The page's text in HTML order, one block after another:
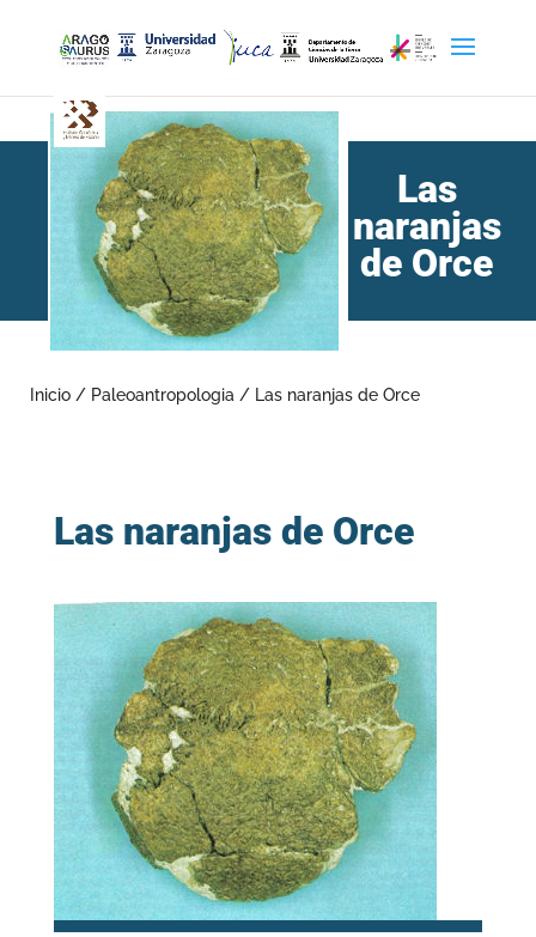
Las
naranjas
de Orce
Inicio / Paleoantropologia / Las naranjas de Orce
Las naranjas de Orce